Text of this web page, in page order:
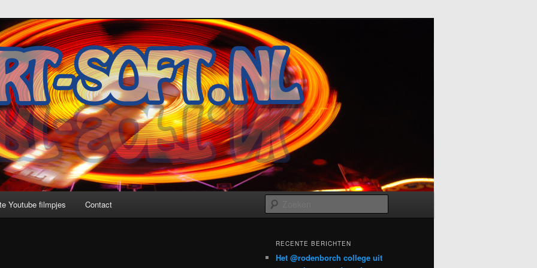
Youtube filmpjes Contact
RECENTE BERICHTEN
Het @rodenborch college uit